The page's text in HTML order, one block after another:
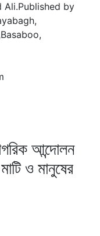
Ali.Published by
আন্দোলন
ও মানুষের